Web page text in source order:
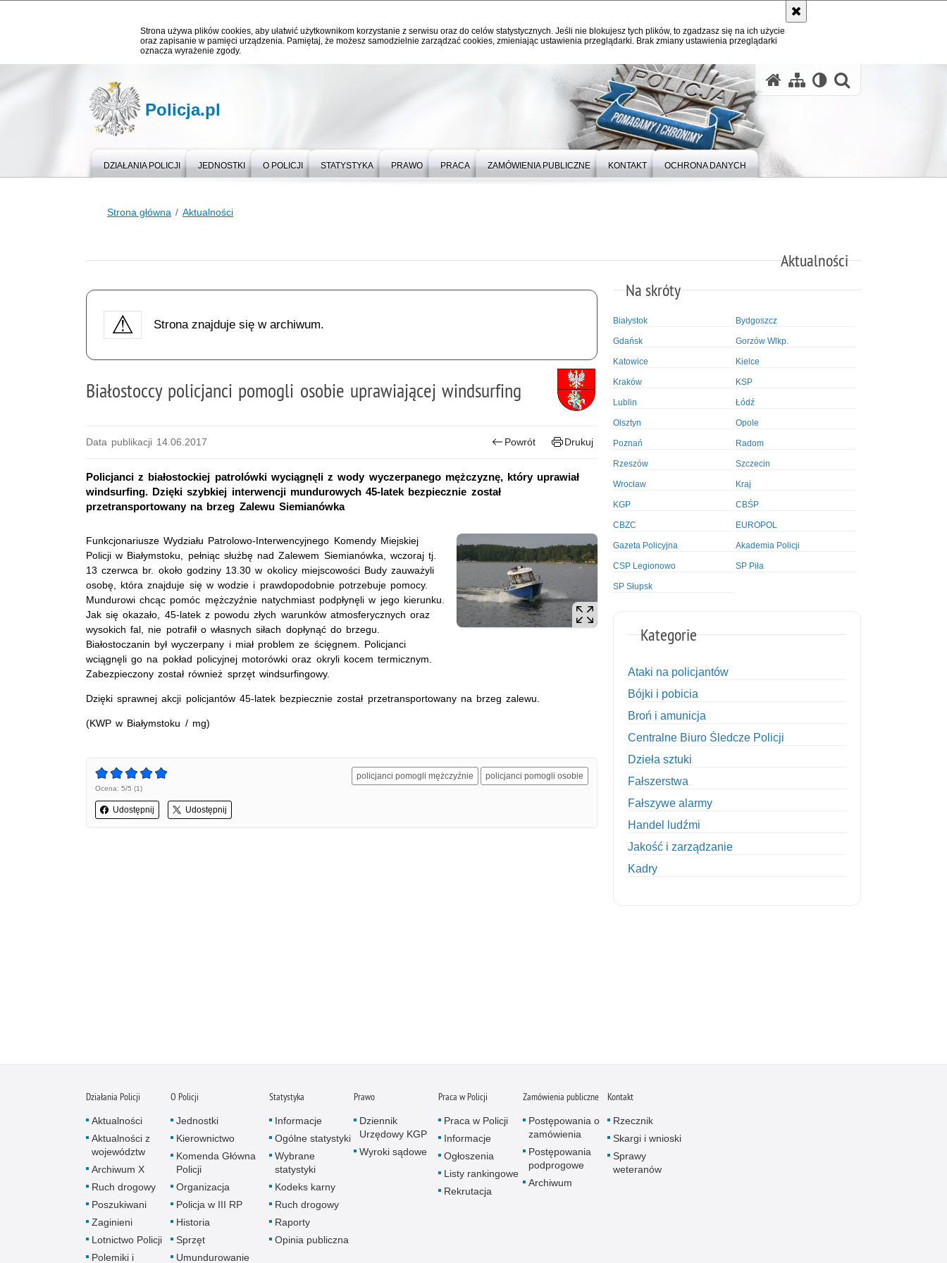
Strona używa plików cookies, aby ułatwić użytkownikom korzystanie z serwisu oraz do celów statystycznych. Jeśli nie blokujesz tych plików, to zgadzasz się na ich użycie
oraz zapisanie w pamięci urządzenia. Pamiętaj, że możesz samodzielnie zarządzać cookies, zmieniając ustawienia przeglądarki. Brak zmiany ustawienia przeglądarki
oznacza wyrażenie zgody.
Policja.pl
DZIAŁANIA POLICJI JEDNOSTKI O POLICJI STATYSTYKA PRAWO PRACA ZAMÓWIENIA PUBLICZNE KONTAKT OCHRONA DANYCH
Strona główna Aktualności
Aktualności
Strona znajduje się w archiwum.
Białostoccy policjanci pomogli osobie uprawiającej windsurfing
Data publikacji 14.06.2017 Powrót Drukuj
Policjanci z białostockiej patrolówki wyciągnęli z wody wyczerpanego mężczyznę, który uprawiał
windsurfing. Dzięki szybkiej interwencji mundurowych 45-latek bezpiecznie został
przetransportowany na brzeg Zalewu Siemianówka
Funkcjonariusze Wydziału Patrolowo-Interwencyjnego Komendy Miejskiej
Policji w Białymstoku, pełniąc służbę nad Zalewem Siemianówka, wczoraj tj.
13 czerwca br. około godziny 13.30 w okolicy miejscowości Budy zauważyli
osobę, która znajduje się w wodzie i prawdopodobnie potrzebuje pomocy.
Mundurowi chcąc pomóc mężczyźnie natychmiast podpłynęli w jego kierunku.
Jak się okazało, 45-latek z powodu złych warunków atmosferycznych oraz
wysokich fal, nie potrafił o własnych siłach dopłynąć do brzegu.
Białostoczanin był wyczerpany i miał problem ze ścięgnem. Policjanci
wciągnęli go na pokład policyjnej motorówki oraz okryli kocem termicznym.
Zabezpieczony został również sprzęt windsurfingowy.
Dzięki sprawnej akcji policjantów 45-latek bezpiecznie został przetransportowany na brzeg zalewu.
(KWP w Białymstoku / mg)
Ocena: 5/5 (1)
Udostępnij Udostępnij
policjanci pomogli mężczyźnie policjanci pomogli osobie
Na skróty
Białystok Bydgoszcz
Gdańsk Gorzów Wlkp.
Katowice Kielce
Kraków KSP
Lublin Łódź
Olsztyn Opole
Poznań Radom
Rzeszów Szczecin
Wrocław Kraj
KGP CBŚP
CBZC EUROPOL
Gazeta Policyjna Akademia Policji
CSP Legionowo SP Piła
SP Słupsk
Kategorie
Ataki na policjantów
Bójki i pobicia
Broń i amunicja
Centralne Biuro Śledcze Policji
Dzieła sztuki
Fałszerstwa
Fałszywe alarmy
Handel ludźmi
Jakość i zarządzanie
Kadry
Nietrzeźwi kierujący
Nietrzeźwi opiekunowie
Działania Policji
Aktualności
Aktualności z
województw
Archiwum X
Ruch drogowy
Poszukiwani
Zaginieni
Lotnictwo Policji
Polemiki i
O Policji
Jednostki
Kierownictwo
Komenda Główna
Policji
Organizacja
Policja w III RP
Historia
Sprzęt
Umundurowanie
Statystyka
Informacje
Ogólne statystyki
Wybrane
statystyki
Kodeks karny
Ruch drogowy
Raporty
Opinia publiczna
Prawo
Dziennik
Urzędowy KGP
Wyroki sądowe
Praca w Policji
Praca w Policji
Informacje
Ogłoszenia
Listy rankingowe
Rekrutacja
Zamówienia publiczne
Postępowania o
zamówienia
Postępowania
podprogowe
Archiwum
Kontakt
Rzecznik
Skargi i wnioski
Sprawy
weteranów